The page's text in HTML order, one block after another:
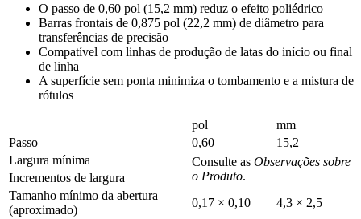
O passo de 0,60 pol (15,2 mm) reduz o efeito poliédrico
Barras frontais de 0,875 pol (22,2 mm) de diâmetro para
transferências de precisão
Compatível com linhas de produção de latas do início ou final
de linha
A superfície sem ponta minimiza o tombamento e a mistura de
rótulos
pol
mm
Passo
0,60
15,2
Largura mínima
Consulte as Observações sobre
o Produto.
Incrementos de largura
Tamanho mínimo da abertura
(aproximado)
0,17 × 0,10
4,3 × 2,5